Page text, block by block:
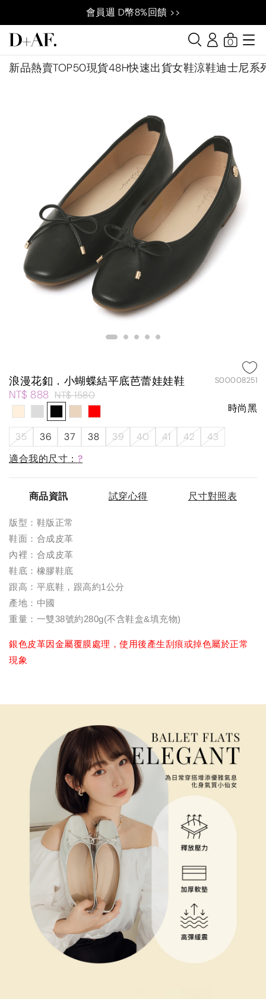
會員週 D幣8%回饋 >>
新品熱賣TOP50現貨48H快速出貨女鞋涼鞋迪士尼系
0
浪漫花釦．小蝴蝶結平底芭蕾娃娃鞋 S00008251
NT$ 888 NT$ 1580
時尚黑
35 36 37 38 39 40 41 42
43
適合我的尺寸： ?
商品資訊 試穿心得 尺寸對照表
版型：鞋版正常
鞋面：合成皮革
內裡：合成皮革
鞋底：橡膠鞋底
跟高：平底鞋，跟高約1公分
產地：中國
重量：一雙38號約280g(不含鞋盒&填充物)
銀色皮革因金屬覆膜處理，使用後產生刮痕或掉色屬於正常
現象